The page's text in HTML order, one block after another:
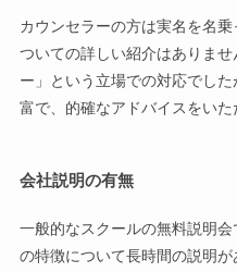
カウンセラーの方は実名を名
ついての詳しい紹介はありま
ー」という立場での対応でし
富で、的確なアドバイスをいた
会社説明の有無
一般的なスクールの無料説明
の特徴について長時間の説明